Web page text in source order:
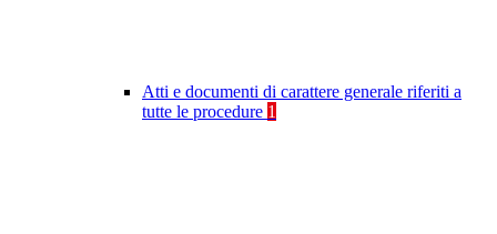
Atti e documenti di carattere generale riferiti a
tutte le procedure 1